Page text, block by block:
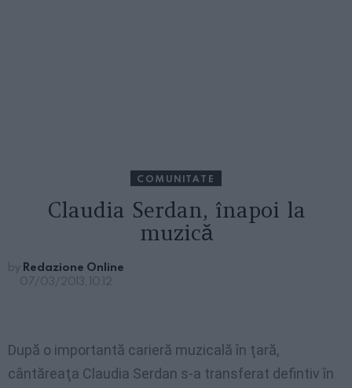
COMUNITATE
Claudia Serdan, înapoi la
muzică
by Redazione Online
07/03/2013, 10:12
După o importantă carieră muzicală în ţară,
cântăreaţa Claudia Serdan s-a transferat defintiv în